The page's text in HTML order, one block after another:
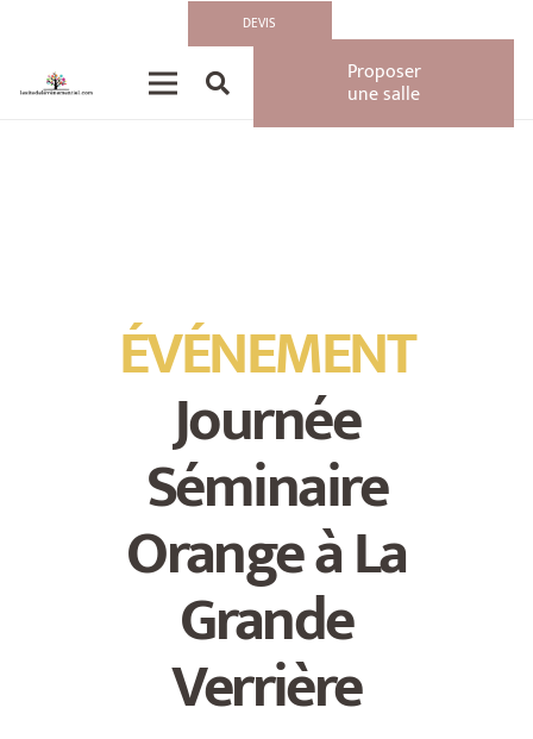
DEVIS
Proposer
une salle
ÉVÉNEMENT : Journée Séminaire Orange à la Grande
ÉVÉNEMENT
Journée
Séminaire
Orange à La
Grande
Verrière